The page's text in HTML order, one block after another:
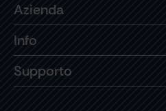
Azienda
Info
Supporto